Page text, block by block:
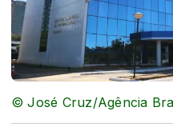
© José Cruz/Agência